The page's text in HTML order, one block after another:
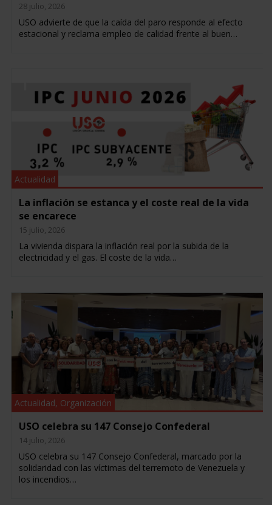
28 julio, 2026
USO advierte de que la caída del paro responde al efecto
estacional y reclama empleo de calidad frente al buen…
Actualidad
La inflación se estanca y el coste real de la vida
se encarece
15 julio, 2026
La vivienda dispara la inflación real por la subida de la
electricidad y el gas. El coste de la vida…
Actualidad, Organización
USO celebra su 147 Consejo Confederal
14 julio, 2026
USO celebra su 147 Consejo Confederal, marcado por la
solidaridad con las víctimas del terremoto de Venezuela y
los incendios…